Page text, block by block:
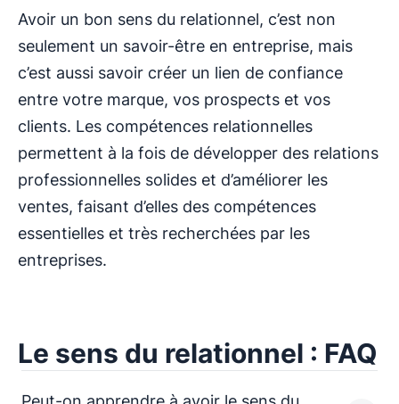
Avoir un bon sens du relationnel, c’est non
seulement un savoir-être en entreprise, mais
c’est aussi savoir créer un lien de confiance
entre votre marque, vos prospects et vos
clients. Les compétences relationnelles
permettent à la fois de développer des relations
professionnelles solides et d’améliorer les
ventes, faisant d’elles des compétences
essentielles et très recherchées par les
entreprises.
Le sens du relationnel : FAQ